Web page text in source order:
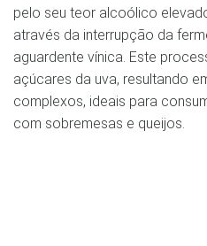
pelo seu teor alcoólico
através da interrupção da
aguardente vínica. Este
açúcares da uva, resultando
complexos, ideais para
com sobremesas e queijos.